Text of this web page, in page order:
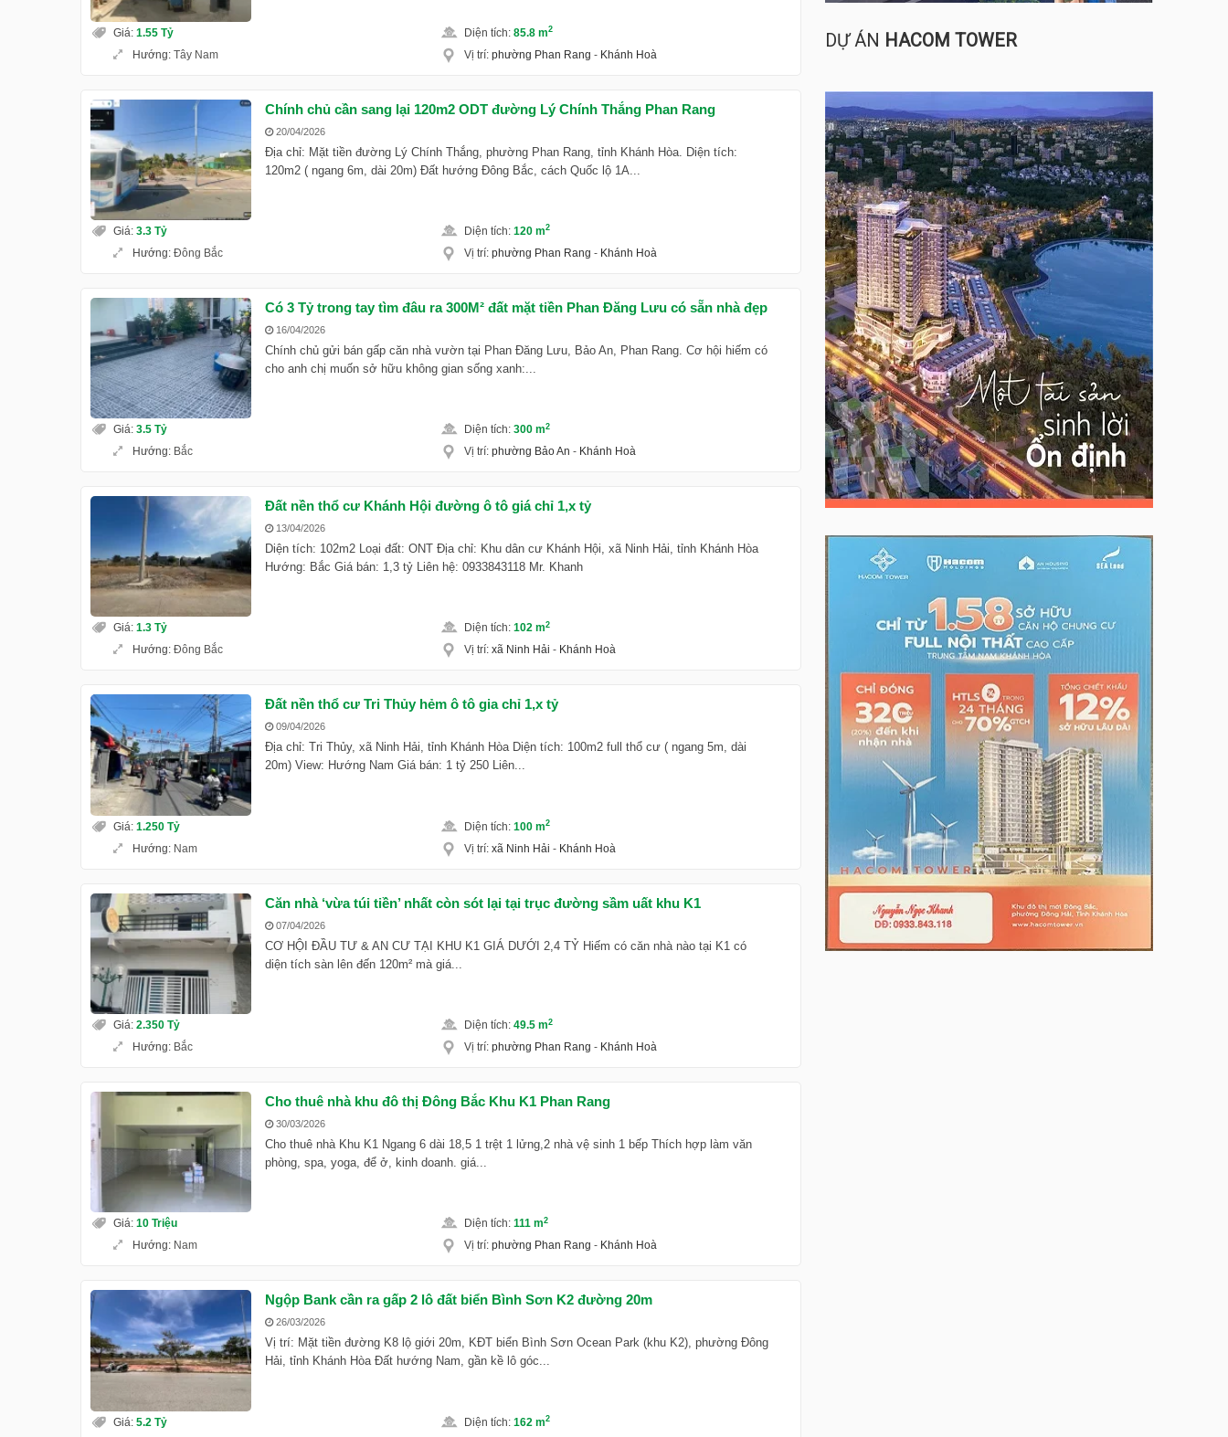
Giá: 1.55 Tỷ Diện tích:85.8 m2
Hướng: Tây Nam Vị trí: phường Phan Rang - Khánh Hoà
Chính chủ cần sang lại 120m2 ODT đường Lý Chính Thắng Phan Rang
20/04/2026
Địa chỉ: Mặt tiền đường Lý Chính Thắng, phường Phan Rang, tỉnh Khánh Hòa. Diện tích:
120m2 ( ngang 6m, dài 20m) Đất hướng Đông Bắc, cách Quốc lộ 1A...
Giá: 3.3 Tỷ Diện tích:120 m2
Hướng: Đông Bắc Vị trí: phường Phan Rang - Khánh Hoà
Có 3 Tỷ trong tay tìm đâu ra 300M² đất mặt tiền Phan Đăng Lưu có sẵn nhà đẹp
16/04/2026
Chính chủ gửi bán gấp căn nhà vườn tại Phan Đăng Lưu, Bảo An, Phan Rang. Cơ hội hiếm có
cho anh chị muốn sở hữu không gian sống xanh:...
Giá: 3.5 Tỷ Diện tích:300 m2
Hướng: Bắc Vị trí: phường Bảo An - Khánh Hoà
Đất nền thổ cư Khánh Hội đường ô tô giá chỉ 1,x tỷ
13/04/2026
Diện tích: 102m2 Loại đất: ONT Địa chỉ: Khu dân cư Khánh Hội, xã Ninh Hải, tỉnh Khánh Hòa
Hướng: Bắc Giá bán: 1,3 tỷ Liên hệ: 0933843118 Mr. Khanh
Giá: 1.3 Tỷ Diện tích:102 m2
Hướng: Đông Bắc Vị trí: xã Ninh Hải - Khánh Hoà
Đất nền thổ cư Tri Thủy hẻm ô tô gia chỉ 1,x tỷ
09/04/2026
Địa chỉ: Tri Thủy, xã Ninh Hải, tỉnh Khánh Hòa Diện tích: 100m2 full thổ cư ( ngang 5m, dài
20m) View: Hướng Nam Giá bán: 1 tỷ 250 Liên...
Giá: 1.250 Tỷ Diện tích:100 m2
Hướng: Nam Vị trí: xã Ninh Hải - Khánh Hoà
Căn nhà ‘vừa túi tiền’ nhất còn sót lại tại trục đường sầm uất khu K1
07/04/2026
CƠ HỘI ĐẦU TƯ & AN CƯ TẠI KHU K1 GIÁ DƯỚI 2,4 TỶ Hiếm có căn nhà nào tại K1 có
diện tích sàn lên đến 120m² mà giá...
Giá: 2.350 Tỷ Diện tích:49.5 m2
Hướng: Bắc Vị trí: phường Phan Rang - Khánh Hoà
Cho thuê nhà khu đô thị Đông Bắc Khu K1 Phan Rang
30/03/2026
Cho thuê nhà Khu K1 Ngang 6 dài 18,5 1 trệt 1 lửng,2 nhà vệ sinh 1 bếp Thích hợp làm văn
phòng, spa, yoga, để ở, kinh doanh. giá...
Giá: 10 Triệu Diện tích:111 m2
Hướng: Nam Vị trí: phường Phan Rang - Khánh Hoà
Ngộp Bank cần ra gấp 2 lô đất biển Bình Sơn K2 đường 20m
26/03/2026
Vị trí: Mặt tiền đường K8 lộ giới 20m, KĐT biển Bình Sơn Ocean Park (khu K2), phường Đông
Hải, tỉnh Khánh Hòa Đất hướng Nam, gần kề lô góc...
Giá: 5.2 Tỷ Diện tích:162 m2
DỰ ÁN HACOM TOWER